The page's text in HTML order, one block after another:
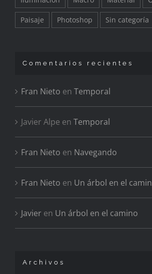
Paisaje Photoshop Sin categoría
Comentarios recientes
Fran Nieto en Temporal
Javier Alpe en Temporal
Fran Nieto en Navegando
Fran Nieto en Un árbol en el
Javier en Un árbol en el camino
Archivos